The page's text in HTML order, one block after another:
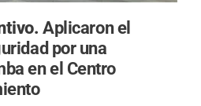
Aplicaron el
por una
en el Centro